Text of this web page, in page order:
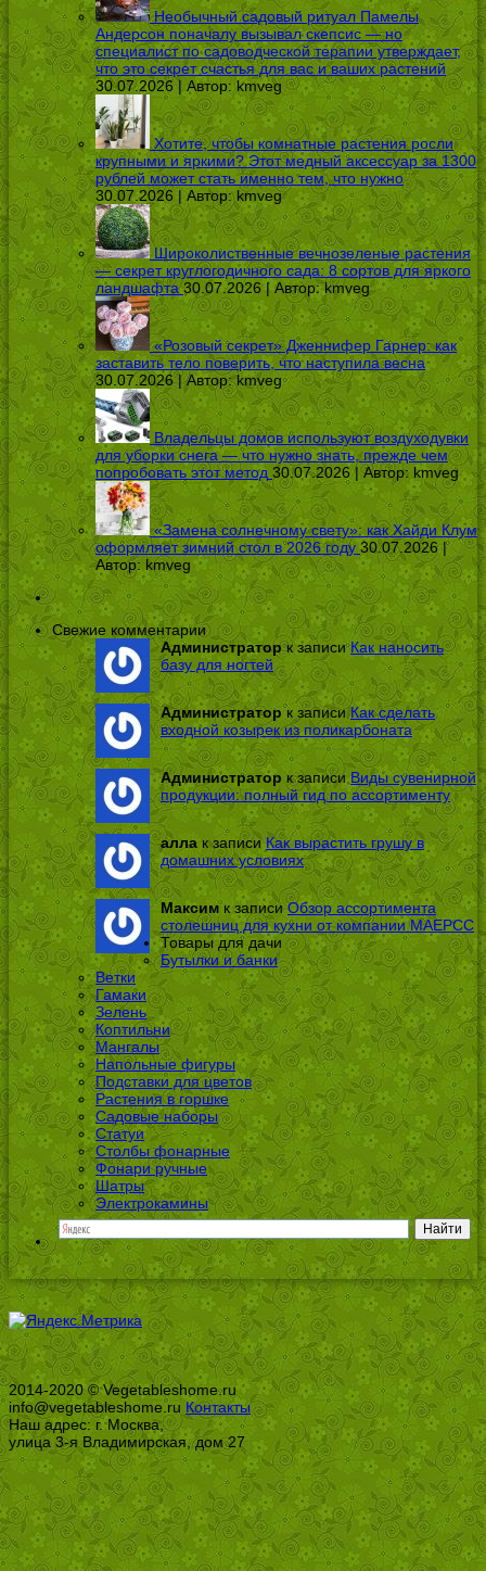
Необычный садовый ритуал Памелы
Андерсон поначалу вызывал скепсис — но
специалист по садоводческой терапии утверждает,
что это секрет счастья для вас и ваших растений
30.07.2026 | Автор: kmveg
Хотите, чтобы комнатные растения росли
крупными и яркими? Этот медный аксессуар за 1300
рублей может стать именно тем, что нужно
30.07.2026 | Автор:kmveg
Широколиственные вечнозеленые растения
— секрет круглогодичного сада: 8 сортов для яркого
ландшафта 30.07.2026 | Автор:kmveg
«Розовый секрет» Дженнифер Гарнер: как
заставить тело поверить, что наступила весна
30.07.2026 | Автор:kmveg
Владельцы домов используют воздуходувки
для уборки снега — что нужно знать, прежде чем
попробовать этот метод 30.07.2026 | Автор: kmveg
«Замена солнечному свету»: как Хайди Клум
оформляет зимний стол в 2026 году 30.07.2026 |
Автор: kmveg
Свежие комментарии
Администраторк записиКак наносить
базу для ногтей
Администраторк записиКак сделать
входной козырек из поликарбоната
Администраторк записиВиды сувенирной
продукции: полный гид по ассортименту
алла к записи Как вырастить грушу в
домашних условиях
Максимк записиОбзор ассортимента
столешниц для кухни от компании МАЕРСС
Товары для дачи
Бутылки и банки
Ветки
Гамаки
Зелень
Коптильни
Мангалы
Напольные фигуры
Подставки для цветов
Растения в горшке
Садовые наборы
Статуи
Столбы фонарные
Фонари ручные
Шатры
Электрокамины
2014-2020 © Vegetableshome.ru
info@vegetableshome.ru Контакты
Наш адрес: г. Москва,
улица 3-я Владимирская, дом 27